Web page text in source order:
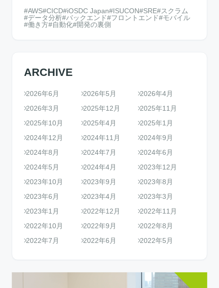
AWS CICD iOSDC Japan ISUCON SRE
スクラム
データ分析 バックエンド フロントエンド
モバイル
働き方
自動化 開発の裏側
ARCHIVE
2026年6月 2026年5月
2026年4月
2026年3月
2025年12月
2025年11月
2025年10月
2025年4月
2025年1月
2024年12月
2024年11月
2024年9月
2024年8月
2024年7月
2024年6月
2024年5月
2024年4月
2023年12月
2023年10月
2023年9月
2023年8月
2023年6月
2023年4月
2023年3月
2023年1月
2022年12月
2022年11月
2022年10月
2022年9月
2022年8月
2022年7月
2022年6月 2022年5月